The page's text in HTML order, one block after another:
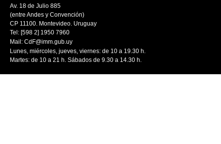
Av. 18 de Julio 885
(entre Andes y Convención)
CP 11100. Montevideo. Uruguay
Tel: [598 2] 1950 7960
Mail: CdF@imm.gub.uy
Lunes, miércoles, jueves, viernes: de 10 a 19.30 h.
Martes: de 10 a 21 h. Sábados de 9.30 a 14.30 h.